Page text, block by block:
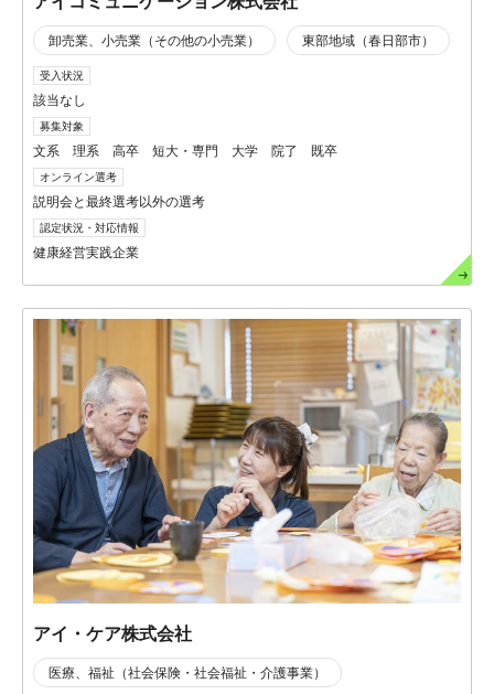
卸売業、小売業（その他の小売業） 東部地域（春日部市）
受入状況
該当なし
募集対象
文系 理系 高卒 短大・専門 大学 院了 既卒
オンライン選考
説明会と最終選考以外の選考
認定状況・対応情報
健康経営実践企業
アイ・ケア株式会社
医療、福祉（社会保険・社会福祉・介護事業）